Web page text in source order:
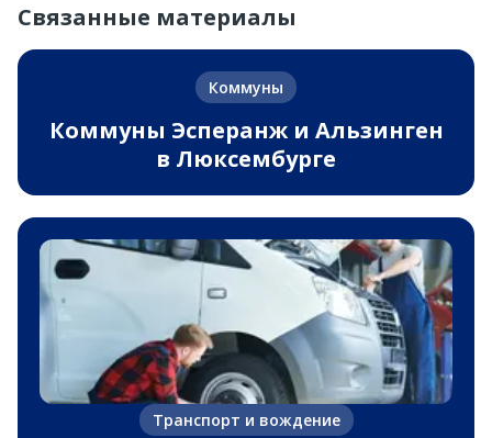
Связанные материалы
Коммуны
Коммуны Эсперанж и Альзинген
в Люксембурге
Транспорт и вождение